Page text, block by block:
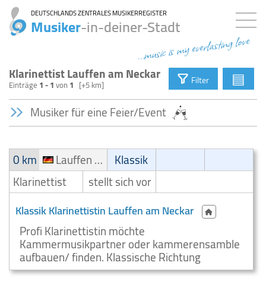
DEUTSCHLANDS ZENTRALES MUSIKERREGISTER
Musiker-in-deiner-Stadt
...music is my everlasting love
Klarinettist Lauffen am Neckar
Einträge 1 - 1von 1 [+5 km] Filter ▤
Musiker für eine Feier/Event
0 km Lauffen am Neckar
Klassik
Klarinettist
stellt sich vor
Klassik Klarinettistin Lauffen am Neckar
Profi Klarinettistin möchte
Kammermusikpartner oder kammerensamble
aufbauen/ finden. Klassische Richtung